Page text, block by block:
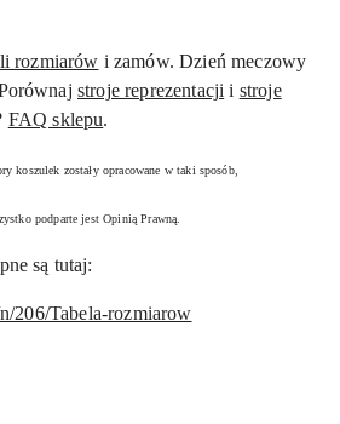
rozmiarów i zamów. Dzień meczowy
stroje reprezentacji i stroje
FAQ sklepu.
koszulek zostały opracowane w taki sposób,
podparte jest Opinią Prawną.
są tutaj:
206/Tabela-rozmiarow